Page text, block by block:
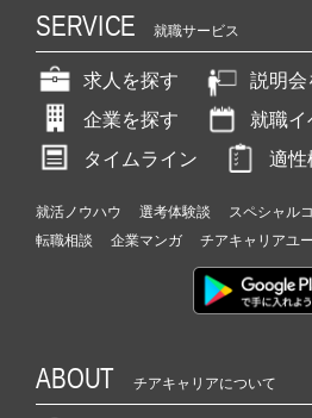
SERVICE 就職サービス
求人を探す
説明会
企業を探す
就職イ
タイムライン
適性
就活ノウハウ 選考体験談 スペシャル
転職相談
企業マンガ チアキャリアユ
ABOUT チアキャリアについて